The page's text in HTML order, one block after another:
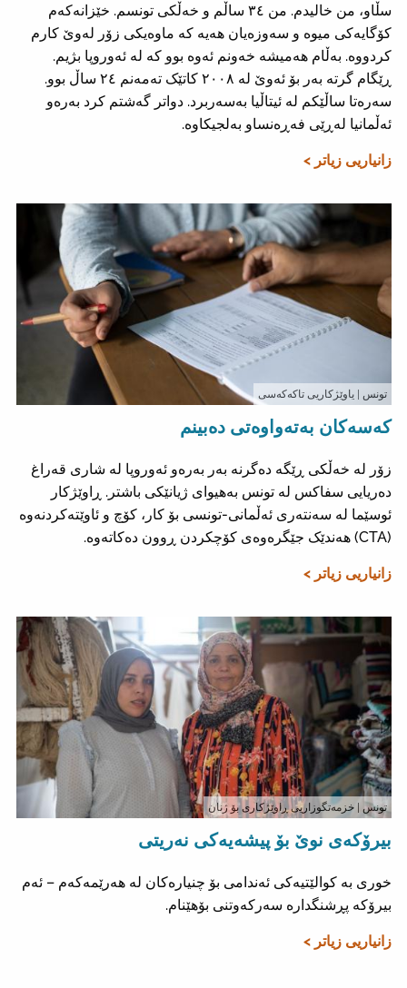
سڵاو، من خالیدم. من ٣٤ ساڵم و خەڵکی تونسم. خێزانەکەم
کۆگایەکی میوە و سەوزەیان هەیە کە ماوەیکی زۆر لەوێ کارم
کردووە. بەڵام هەمیشە خەونم ئەوە بوو کە لە ئەوروپا بژیم.
ڕێگام گرتە بەر بۆ ئەوێ لە ٢٠٠٨ کاتێک تەمەنم ٢٤ ساڵ بوو.
سەرەتا ساڵێکم لە ئیتاڵیا بەسەربرد. دواتر گەشتم کرد بەرەو
ئەڵمانیا لەڕێی فەڕەنساو بەلجیکاوە.
زانیاریی زیاتر >
تونس | ياوێژکاریی تاکەکەسی
کەسەکان بەتەواوەتی دەبینم
زۆر لە خەڵکی ڕێگە دەگرنە بەر بەرەو ئەوروپا لە شاری قەراغ
دەریایی سفاکس لە تونس بەهیوای ژیانێکی باشتر. ڕاوێژکار
ئوسێما لە سەنتەری ئەڵمانی-تونسی بۆ کار، کۆچ و ئاوێتەکردنەوە
(CTA) هەندێک جێگرەوەی کۆچکردن ڕوون دەکاتەوە.
زانیاریی زیاتر >
تونس | خزمەتگوزاریی ڕاوێژکاری بۆ ژنان
بیرۆکەی نوێ بۆ پیشەیەکی نەریتی
خوری بە کوالێتیەکی ئەندامی بۆ چنیارەکان لە هەرێمەکەم – ئەم
بیرۆکە پڕشنگدارە سەرکەوتنی بۆهێنام.
زانیاریی زیاتر >